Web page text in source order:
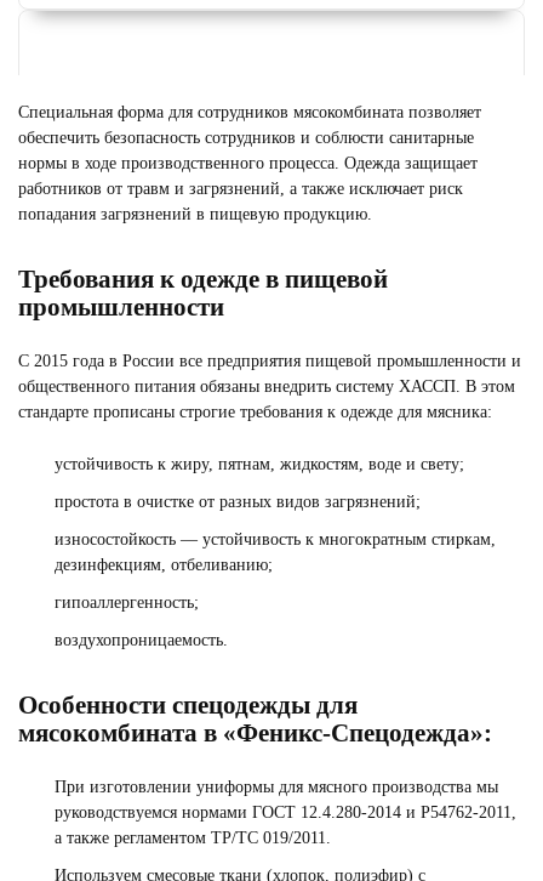
Специальная форма для сотрудников мясокомбината позволяет
обеспечить безопасность сотрудников и соблюсти санитарные
нормы в ходе производственного процесса. Одежда защищает
работников от травм и загрязнений, а также исключает риск
попадания загрязнений в пищевую продукцию.
Требования к одежде в пищевой
промышленности
С 2015 года в России все предприятия пищевой промышленности и
общественного питания обязаны внедрить систему ХАССП. В этом
стандарте прописаны строгие требования к одежде для мясника:
устойчивость к жиру, пятнам, жидкостям, воде и свету;
простота в очистке от разных видов загрязнений;
износостойкость — устойчивость к многократным стиркам,
дезинфекциям, отбеливанию;
гипоаллергенность;
воздухопроницаемость.
Особенности спецодежды для
мясокомбината в «Феникс-Спецодежда»:
При изготовлении униформы для мясного производства мы
руководствуемся нормами ГОСТ 12.4.280-2014 и Р54762-2011,
а также регламентом ТР/ТС 019/2011.
Используем смесовые ткани (хлопок, полиэфир) с